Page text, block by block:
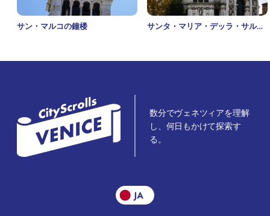
サン・マルコの鐘楼
サンタ・マリア・デッラ・サルー
数分でヴェネツィアを理解
し、何日もかけて探索す
る。
JA